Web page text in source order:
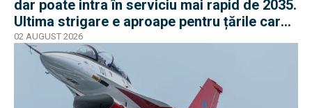
dar poate intra în serviciu mai rapid de 2035.
Ultima strigare e aproape pentru țările care
vor în program
02 AUGUST 2026